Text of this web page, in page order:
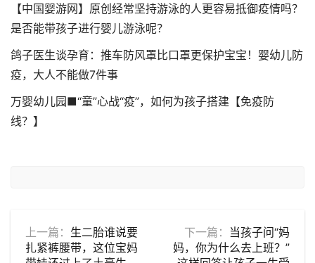
【中国婴游网】原创经常坚持游泳的人更容易抵御疫情吗？
是否能带孩子进行婴儿游泳呢？
鸽子医生谈孕育：推车防风罩比口罩更保护宝宝！婴幼儿防
疫，大人不能做7件事
万婴幼儿园■“童”心战“疫”，如何为孩子搭建【免疫防
线？】
上一篇： 生二胎谁说要
扎紧裤腰带，这位宝妈
下一篇： 当孩子问“妈
妈，你为什么去上班？”